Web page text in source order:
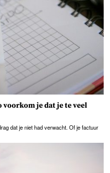
voorkom je dat je te veel
dat je niet had verwacht. Of je factuur